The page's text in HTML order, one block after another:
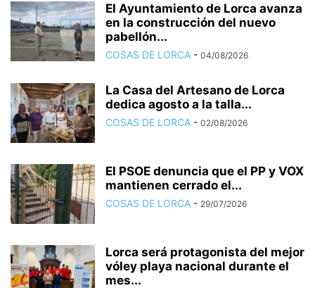
El Ayuntamiento de Lorca avanza
en la construcción del nuevo
pabellón...
COSAS DE LORCA - 04/08/2026
La Casa del Artesano de Lorca
dedica agosto a la talla...
COSAS DE LORCA - 02/08/2026
El PSOE denuncia que el PP y VOX
mantienen cerrado el...
COSAS DE LORCA - 29/07/2026
Lorca será protagonista del mejor
vóley playa nacional durante el
mes...